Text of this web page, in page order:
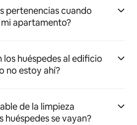
pertenencias cuando
apartamento?
huéspedes al edificio
no estoy ahí?
de la limpieza
huéspedes se vayan?